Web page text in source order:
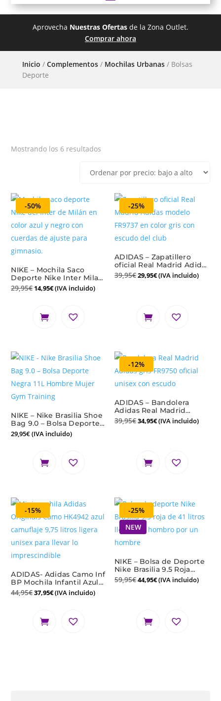
Aprovecha Nuestras Ofertasde la Zona Outlet.
Comprar ahora
Inicio / Complementos/ Mochilas Urbanas/ Bolsas
Deporte
Mostrando los 6 resultados
-50%
NIKE – Mochila Saco
Deporte Nike Inter Milan
Gym Sack Oficial
29,95€14,95€(IVA incluido)
-25%
ADIDAS – Zapatillero
oficial Real Madrid Adidas
| Bolsa portabotas gris
39,95€29,95€(IVA incluido)
NIKE – Nike Brasilia Shoe
Bag 9.0 – Bolsa Deporte
Negra 11L Hombre Mujer
Gym Training
29,95€(IVA incluido)
-12%
ADIDAS – Bandolera
Adidas Real Madrid
FR9750 Gris Oficial
Unisex
39,95€34,95€(IVA incluido)
-15%
ADIDAS- Adidas Camo Inf
BP Mochila Infantil Azul
Negro Unisex Mini
44,95€37,95€(IVA incluido)
NEW
-25%
NIKE – Bolsa de Deporte
Nike Brasilia 9.5 Roja
DM3976-657 41L Unisex
Gimnasio Viaje
59,95€44,95€(IVA incluido)